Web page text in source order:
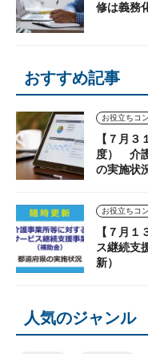
修は義務
おすすめ記事
【７月
度） 介
の実施状
【７月
ス継続支
新）
人気のジャンル